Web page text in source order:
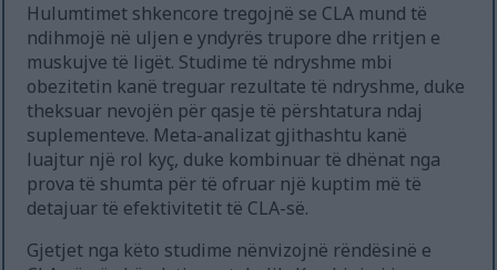
Hulumtimet shkencore tregojnë se CLA mund të
ndihmojë në uljen e yndyrës trupore dhe rritjen e
muskujve të ligët. Studime të ndryshme mbi
obezitetin kanë treguar rezultate të ndryshme, duke
theksuar nevojën për qasje të përshtatura ndaj
suplementeve. Meta-analizat gjithashtu kanë
luajtur një rol kyç, duke kombinuar të dhënat nga
prova të shumta për të ofruar një kuptim më të
detajuar të efektivitetit të CLA-së.
Gjetjet nga këto studime nënvizojnë rëndësinë e